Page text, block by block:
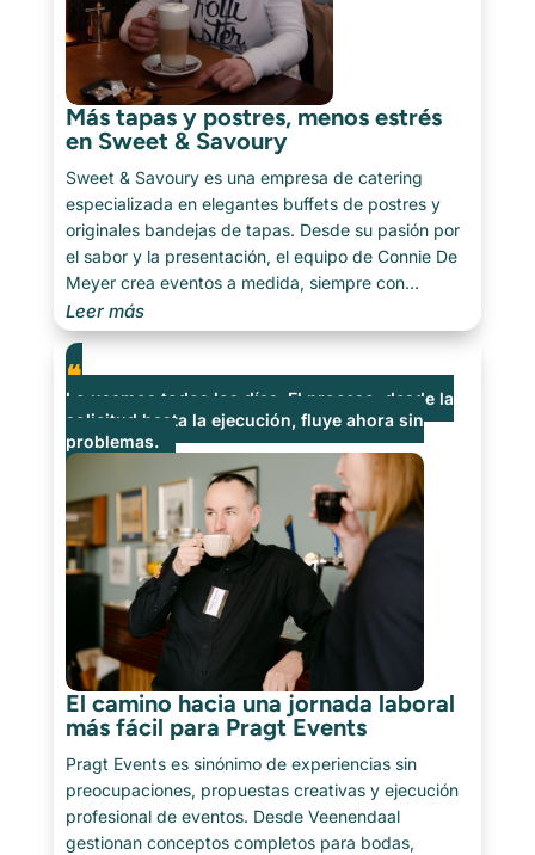
Más tapas y postres, menos estrés
en Sweet & Savoury
Sweet & Savoury es una empresa de catering
especializada en elegantes buffets de postres y
originales bandejas de tapas. Desde su pasión por
el sabor y la presentación, el equipo de Connie De
Meyer crea eventos a medida, siempre con
atención al detalle y al ambiente. Desde
celebraciones familiares hasta eventos
corporativos con estilo: todo gira en torno a la
creatividad, el timing y la confianza. Hablamos con
Connie sobre [...]
Leer más
Lo usamos todos los días. El proceso, desde la
solicitud hasta la ejecución, fluye ahora sin
problemas.
El camino hacia una jornada laboral
más fácil para Pragt Events
Pragt Events es sinónimo de experiencias sin
preocupaciones, propuestas creativas y ejecución
profesional de eventos. Desde Veenendaal
gestionan conceptos completos para bodas,